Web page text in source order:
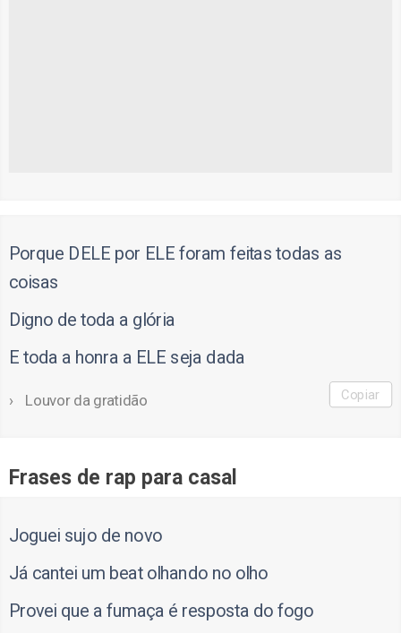
Porque DELE por ELE foram feitas todas as
coisas
Digno de toda a glória
E toda a honra a ELE seja dada
Louvor da gratidão Copiar
Frases de rap para casal
Joguei sujo de novo
Já cantei um beat olhando no olho
Provei que a fumaça é resposta do fogo